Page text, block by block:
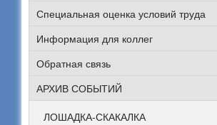
Специальная оценка условий труда
Информация для коллег
Обратная связь
АРХИВ СОБЫТИЙ
ЛОШАДКА-СКАКАЛКА